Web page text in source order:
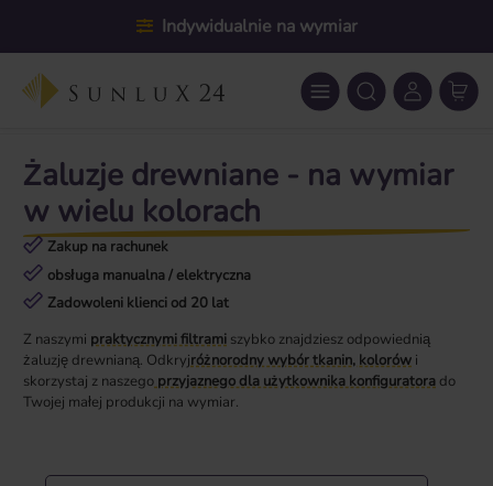
Przejdź do głównej zawartościIndywidualnie na wymiar
Żaluzje drewniane - na wymiar
w wielu kolorach
Zakup na rachunek
obsługa manualna / elektryczna
Zadowoleni klienci od 20 lat
Z naszymi praktycznymi filtrami szybko znajdziesz odpowiednią
żaluzję drewnianą. Odkryjróżnorodny wybór tkanin, kolorów i
skorzystaj z naszego przyjaznego dla użytkownika konfiguratora do
Twojej małej produkcji na wymiar.